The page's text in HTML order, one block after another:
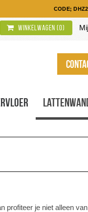
CODE;
Winkelwagen (0)
profiteer je niet alleen